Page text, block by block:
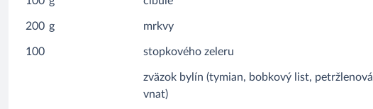
200 g mrkvy
100 stopkového zeleru
zväzok bylín (tymian, bobkový list, petržlenová
vnat)